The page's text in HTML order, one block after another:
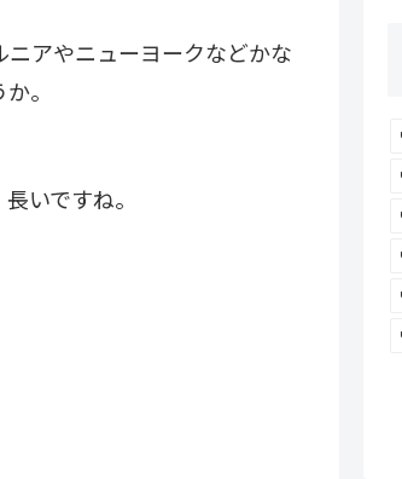
アやニューヨークなどかな
。
いですね。